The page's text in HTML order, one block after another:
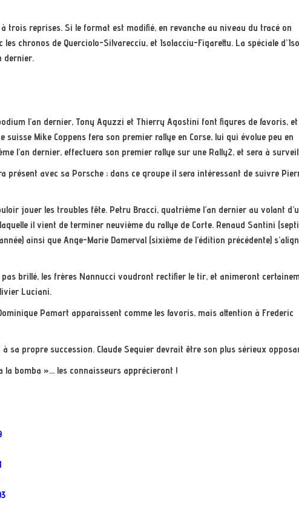
trois reprises. Si le format est modifié, en revanche au niveau du tracé on
chronos de Querciolo-Silvarecciu, et Isolacciu-Figarettu. La spéciale
dernier.
l’an dernier, Tony Aguzzi et Thierry Agostini font figures de favoris, et
Mike Coppens fera son premier rallye en Corse, lui qui évolue peu en
l’an dernier, effectuera son premier rallye sur une Rally2, et sera à
présent avec sa Porsche ; dans ce groupe il sera intéressant de suivre
jouer les troubles fête. Petru Bracci, quatrième l’an dernier au volant
il vient de terminer neuvième du rallye de Corte. Renaud Santini
ainsi que Ange-Marie Damerval (sixième de l’édition précédente)
brillé, les frères Nannucci voudront rectifier le tir, et animeront
Luciani.
Pamart apparaissent comme les favoris, mais attention à Frederic
à sa propre succession. Claude Seguier devrait être son plus sérieux
la bomba »… les connaisseurs apprécieront !